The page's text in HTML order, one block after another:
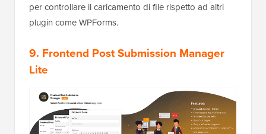
per controllare il caricamento di file rispetto ad altri
plugin come WPForms.
9. Frontend Post Submission Manager
Lite